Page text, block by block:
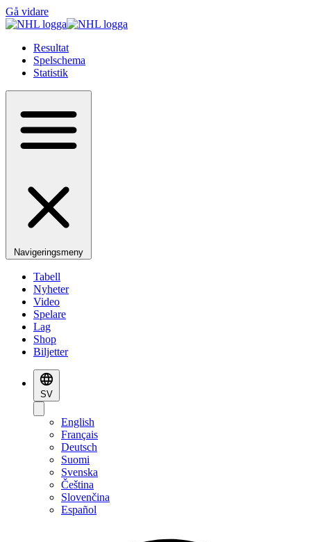
Gå vidare
Resultat
Spelschema
Statistik
Navigeringsmeny
Tabell
Nyheter
Video
Spelare
Lag
Shop
Biljetter
SV
English
Français
Deutsch
Suomi
Svenska
Čeština
Slovenčina
Español